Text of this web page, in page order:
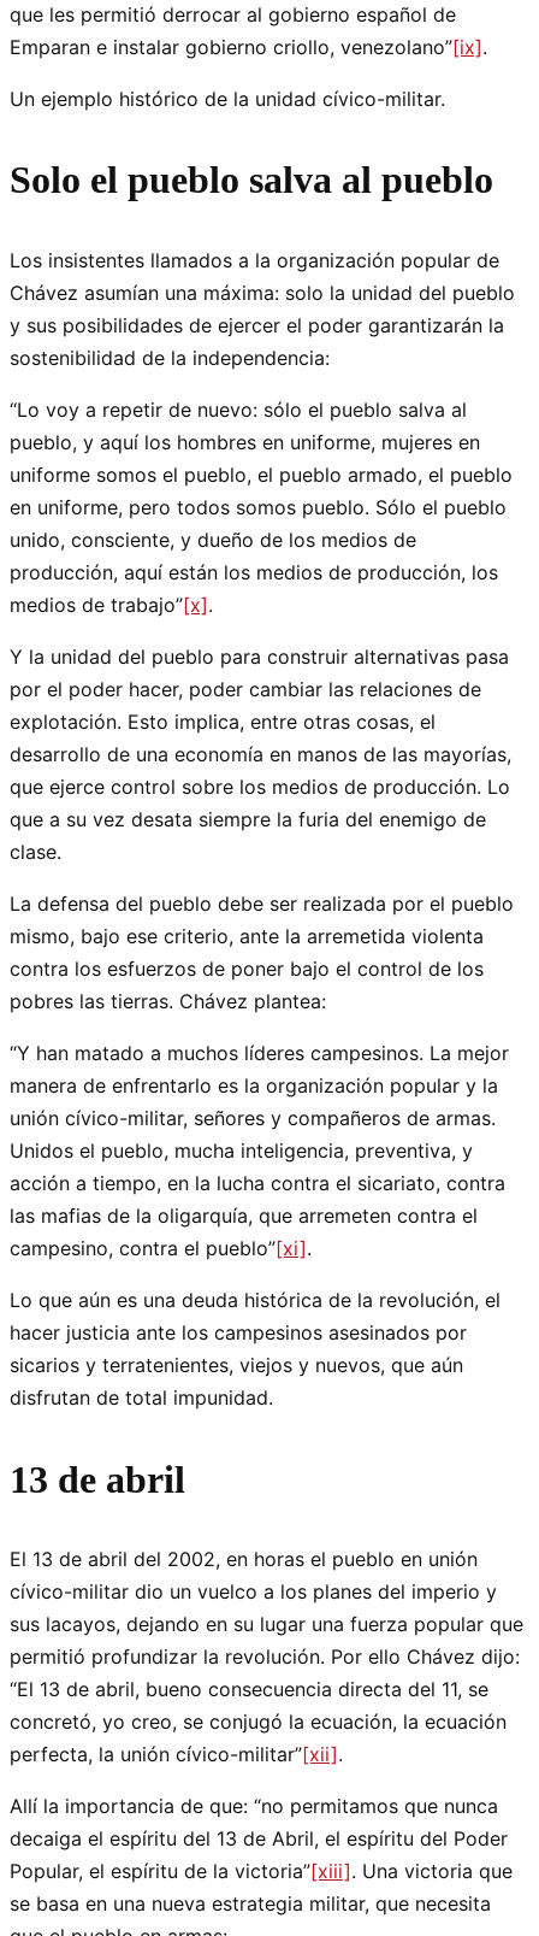
que les permitió derrocar al gobierno español de
Emparan e instalar gobierno criollo, venezolano”[ix].
Un ejemplo histórico de la unidad cívico-militar.
Solo el pueblo salva al pueblo
Los insistentes llamados a la organización popular de
Chávez asumían una máxima: solo la unidad del pueblo
y sus posibilidades de ejercer el poder garantizarán la
sostenibilidad de la independencia:
“Lo voy a repetir de nuevo: sólo el pueblo salva al
pueblo, y aquí los hombres en uniforme, mujeres en
uniforme somos el pueblo, el pueblo armado, el pueblo
en uniforme, pero todos somos pueblo. Sólo el pueblo
unido, consciente, y dueño de los medios de
producción, aquí están los medios de producción, los
medios de trabajo”[x].
Y la unidad del pueblo para construir alternativas pasa
por el poder hacer, poder cambiar las relaciones de
explotación. Esto implica, entre otras cosas, el
desarrollo de una economía en manos de las mayorías,
que ejerce control sobre los medios de producción. Lo
que a su vez desata siempre la furia del enemigo de
clase.
La defensa del pueblo debe ser realizada por el pueblo
mismo, bajo ese criterio, ante la arremetida violenta
contra los esfuerzos de poner bajo el control de los
pobres las tierras. Chávez plantea:
“Y han matado a muchos líderes campesinos. La mejor
manera de enfrentarlo es la organización popular y la
unión cívico-militar, señores y compañeros de armas.
Unidos el pueblo, mucha inteligencia, preventiva, y
acción a tiempo, en la lucha contra el sicariato, contra
las mafias de la oligarquía, que arremeten contra el
campesino, contra el pueblo”[xi].
Lo que aún es una deuda histórica de la revolución, el
hacer justicia ante los campesinos asesinados por
sicarios y terratenientes, viejos y nuevos, que aún
disfrutan de total impunidad.
13 de abril
El 13 de abril del 2002, en horas el pueblo en unión
cívico-militar dio un vuelco a los planes del imperio y
sus lacayos, dejando en su lugar una fuerza popular que
permitió profundizar la revolución. Por ello Chávez dijo:
“El 13 de abril, bueno consecuencia directa del 11, se
concretó, yo creo, se conjugó la ecuación, la ecuación
perfecta, la unión cívico-militar”[xii].
Allí la importancia de que: “no permitamos que nunca
decaiga el espíritu del 13 de Abril, el espíritu del Poder
Popular, el espíritu de la victoria”[xiii]. Una victoria que
se basa en una nueva estrategia militar, que necesita